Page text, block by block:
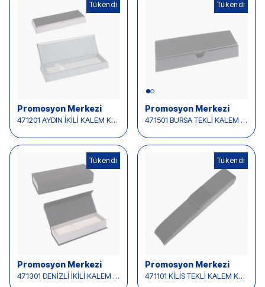
Tükendi
Promosyon Merkezi
471201 AYDIN İKİLİ KALEM KUTUSU
Tükendi
Promosyon Merkezi
471501 BURSA TEKLİ KALEM KUTUSU
Tükendi
Promosyon Merkezi
471301 DENİZLİ İKİLİ KALEM KUTUSU
Tükendi
Promosyon Merkezi
471101 KİLİS TEKLİ KALEM KUTUSU